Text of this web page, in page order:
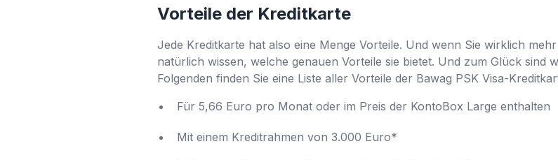
Vorteile der Kreditkarte
Jede Kreditkarte hat also eine Menge Vorteile. Und wenn Sie wirklich
natürlich wissen, welche genauen Vorteile sie bietet. Und zum Glück sind
Folgenden finden Sie eine Liste aller Vorteile der Bawag PSK Visa-
Für 5,66 Euro pro Monat oder im Preis der KontoBox Large enthalten
Mit einem Kreditrahmen von 3.000 Euro*